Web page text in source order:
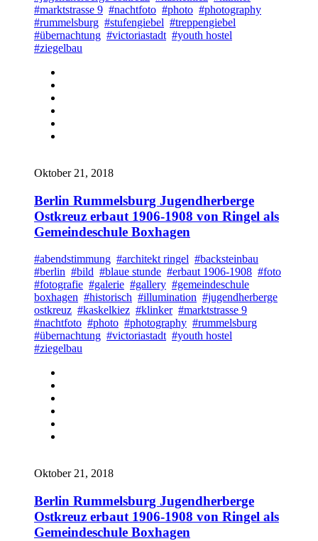
#marktstrasse 9 #nachtfoto #photo #photography
#rummelsburg #stufengiebel #treppengiebel
#übernachtung #victoriastadt #youth hostel
#ziegelbau
Oktober 21, 2018
Berlin Rummelsburg Jugendherberge
Ostkreuz erbaut 1906-1908 von Ringel als
Gemeindeschule Boxhagen
#abendstimmung #architekt ringel #backsteinbau
#berlin #bild #blaue stunde #erbaut 1906-1908 #foto
#fotografie #galerie #gallery #gemeindeschule
boxhagen #historisch #illumination #jugendherberge
ostkreuz #kaskelkiez #klinker #marktstrasse 9
#nachtfoto #photo #photography #rummelsburg
#übernachtung #victoriastadt #youth hostel
#ziegelbau
Oktober 21, 2018
Berlin Rummelsburg Jugendherberge
Ostkreuz erbaut 1906-1908 von Ringel als
Gemeindeschule Boxhagen